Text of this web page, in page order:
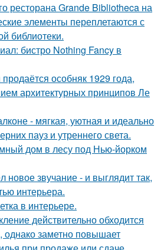
ресторана Grande Bibliotheca на
элементы переплетаются с
библиотеки.
бистро Nothing Fancy в
особняк 1929 года,
архитектурных принципов Ле
- мягкая, уютная и идеально
пауз и утреннего света.
дом в лесу под Нью-йорком
новое звучание - и выглядит так,
интерьера.
в интерьере.
действительно обходится
однако заметно повышает